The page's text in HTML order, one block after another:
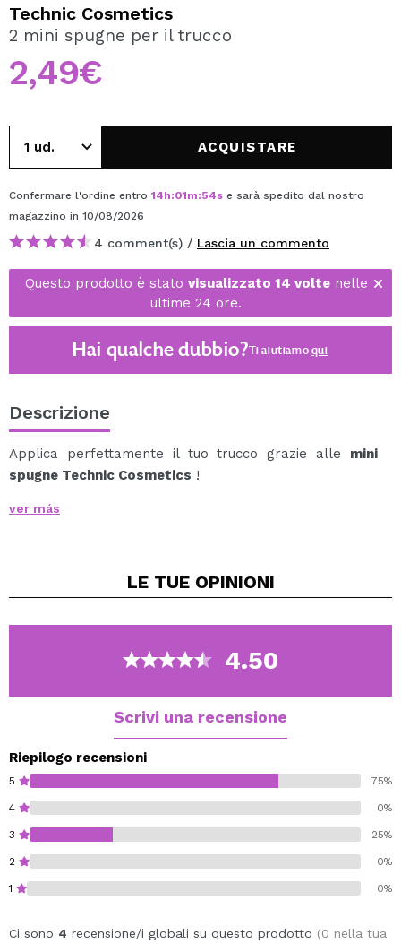
Creando un account su Maquibeauty.it potrai fare i tuoi
acquisti velocemente, controllare lo stato dei tuoi ordini e
consultare le tue operazioni precedenti.
CREARE UN ACCOUNT
Technic Cosmetics
2 mini spugne per il trucco
2,49€
ACQUISTARE
Confermare l'ordine entro 14h:01m:54s e sarà spedito dal nostro
magazzino in 10/08/2026
4 comment(s) / Lascia un commento
Questo prodotto è stato visualizzato 14 voltenelle
ultime 24 ore.
Hai qualche dubbio?Ti aiutiamoqui
Descrizione
Applica perfettamente il tuo trucco grazie alle mini
spugne Technic Cosmetics !
parte inferiore degli occhi e il dotto lacrimale, le
Per una finitura impeccabile.
lavabili.
Lascia asciugare all'aria.
ver más
LE TUE OPINIONI
4.50
Scrivi una recensione
Riepilogo recensioni
5 75%
4 0%
3 25%
2 0%
1 0%
Ci sono 4 recensione/i globali su questo prodotto (0 nella tua